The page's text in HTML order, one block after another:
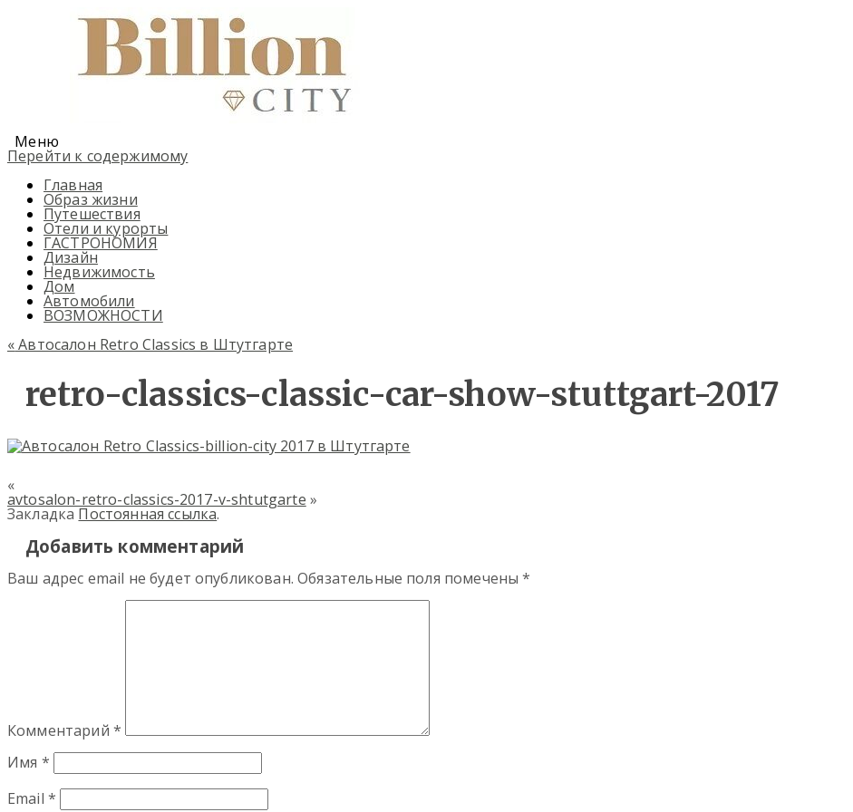
Меню
Перейти к содержимому
Главная
Образ жизни
Путешествия
Отели и курорты
ГАСТРОНОМИЯ
Дизайн
Недвижимость
Дом
Автомобили
ВОЗМОЖНОСТИ
«Автосалон Retro Classics в Штутгарте
retro-classics-classic-car-show-stuttgart-2017
«
avtosalon-retro-classics-2017-v-shtutgarte »
Закладка Постоянная ссылка.
Добавить комментарий
Ваш адрес email не будет опубликован. Обязательные поля помечены*
Комментарий *
Имя *
Email *